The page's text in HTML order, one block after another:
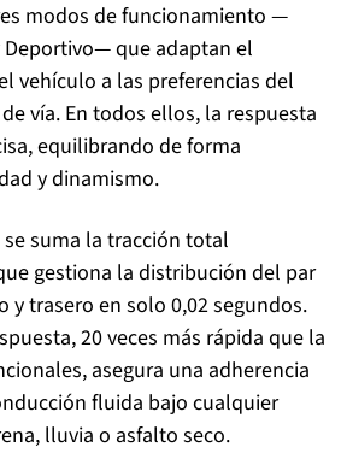
modos de funcionamiento —
Deportivo— que adaptan el
vehículo a las preferencias del
vía. En todos ellos, la respuesta
equilibrando de forma
y dinamismo.
suma la tracción total
gestiona la distribución del par
y trasero en solo 0,02 segundos.
20 veces más rápida que la
asegura una adherencia
fluida bajo cualquier
lluvia o asfalto seco.